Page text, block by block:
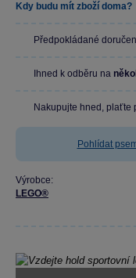
Kdy budu mít zboží doma?
Předpokládané
Ihned k odběru na
Nakupujte hned, plaťte
Pohlídat
Výrobce:
LEGO®